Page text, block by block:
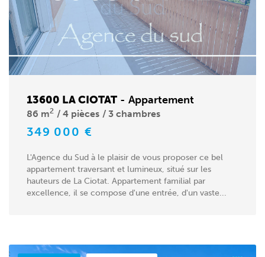
13600 LA CIOTAT - Appartement
86 m2 4 pièces 3 chambres
349 000 €
L'Agence du Sud à le plaisir de vous proposer ce bel
appartement traversant et lumineux, situé sur les
hauteurs de La Ciotat. Appartement familial par
excellence, il se compose d'une entrée, d'un vaste...